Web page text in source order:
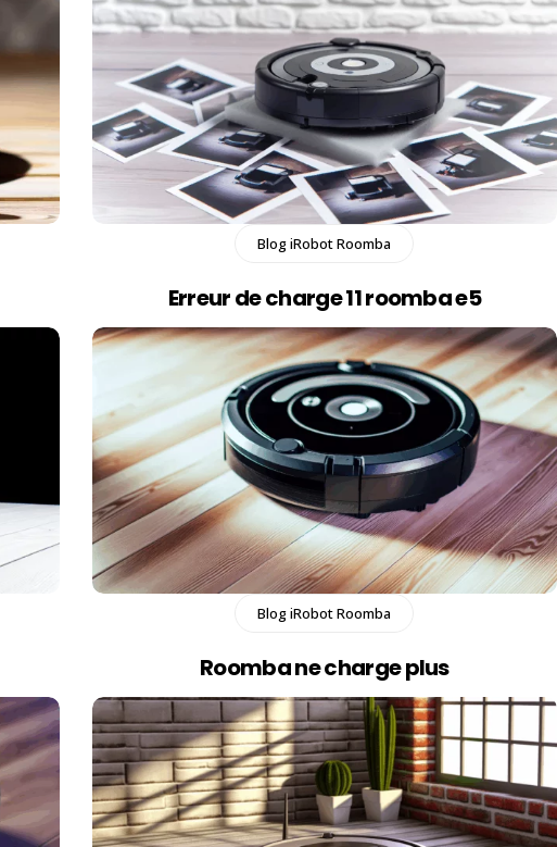
Blog iRobot Roomba
Erreur de charge 11 roomba e5​
Blog iRobot Roomba
Roomba ne charge plus​